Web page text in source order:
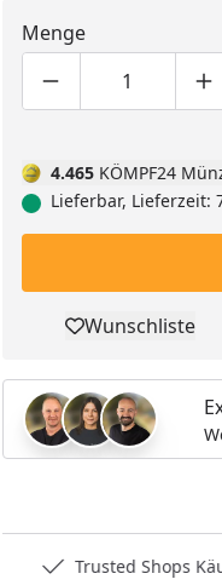
Menge
Produktmenge
4.465 KÖMPF24
Lieferbar, Lieferzeit:
Produkt
Wunschliste
Trusted Shops